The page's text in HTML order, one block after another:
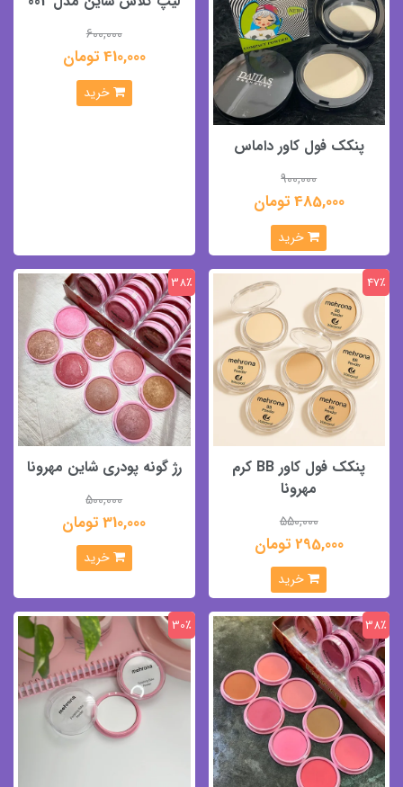
پنکک فول کاور داماس
900,000
485,000 تومان
خرید
600,000
410,000 تومان
خرید
پنکک فول کاور BB کرم
مهرونا
550,000
295,000 تومان
47٪
خرید
رژ گونه پودری شاین مهرونا
500,000
310,000 تومان
38٪
خرید
38٪ 30٪